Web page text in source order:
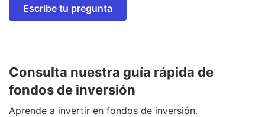
Escribe tu pregunta
Consulta nuestra guía rápida de
fondos de inversión
Aprende a invertir en fondos de inversión.